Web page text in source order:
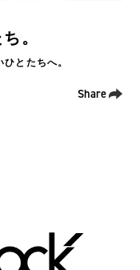
。
とたちへ。
Share